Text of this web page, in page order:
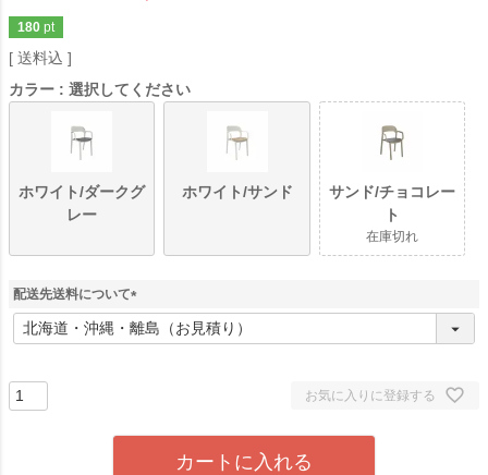
180 pt
送料込
カラー
選択してください
ホワイト/ダークグ
レー
ホワイト/サンド
サンド/チョコレー
ト
在庫切れ
配送先送料について
(
必
お気に入りに登録する
カートに入れる